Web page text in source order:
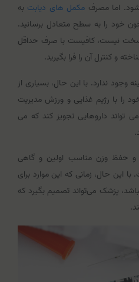
اما مصرف مکمل های دیابت به
خود را به سطح متعادل برسانید.
نیست، کافیست با صرف حداقل
و کنترل آن را فرا بگیرید.
وجود ندارد. با این حال، بسیاری از
را با رژیم غذایی و ورزش مدیریت
تواند داروهایی تجویز کند که می
و حفظ وزن مناسب اولین و گاهی
این حال، زمانی که این موارد برای
پزشک می‌تواند تصمیم بگیرد که